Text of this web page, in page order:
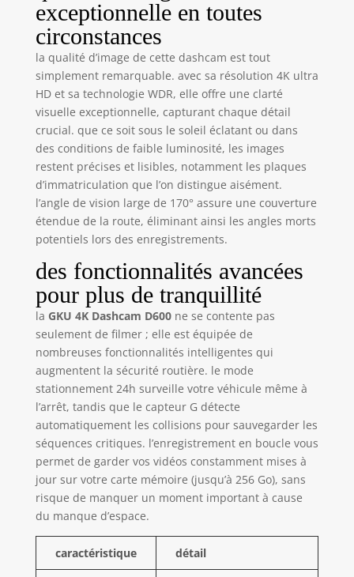
effective du WiFi est de 3 à 5 m et la
connexion à distance n’est pas prise
en charge. 🔁【Enregistrement en
boucle fluide et G-sensor】- Lorsque
la carte SD est pleine, les nouveaux
enregistrements écrasent
automatiquement les plus anciens.
Déclenchée par le G-sensor, la dash
cam détecte automatiquement les
vibrations ou chocs soudains et
verrouille la vidéo pour éviter qu’elle
ne soit écrasée. Ces vidéos peuvent
servir de preuve pour la police, les
accidents et l’assurance. Prend en
charge les cartes microSD jusqu’à
une nouvelle carte, choisissez une
microSD U3 ou supérieure d’une
marque fiable. 🕒【Surveillance de
stationnement 24H et Time Lapse】-
Cette caméra embarquée voiture
prend en charge 2 modes de
stationnement : le mode G-sensor,
qui enregistre automatiquement en
cas de collision, et le mode Time
Lapse, pour un enregistrement
continu à faible fréquence avec une
faible consommation, afin d’aider à
protéger votre véhicule contre le vol
ou le vandalisme. ⚠️Un kit de câblage
est nécessaire pour utiliser le mode
de stationnement(non inclus,
Recherchez B0CNGCGF4Q pour
l’acheter). ✨【Design mini caché et
facile à installer】- La dash camera
exceptionnelle en toutes
circonstances
la qualité d’image de cette dashcam est tout
simplement remarquable. avec sa résolution 4K ultra
HD et sa technologie WDR, elle offre une clarté
visuelle exceptionnelle, capturant chaque détail
crucial. que ce soit sous le soleil éclatant ou dans
des conditions de faible luminosité, les images
restent précises et lisibles, notamment les plaques
d’immatriculation que l’on distingue aisément.
l’angle de vision large de 170° assure une couverture
étendue de la route, éliminant ainsi les angles morts
potentiels lors des enregistrements.
des fonctionnalités avancées
pour plus de tranquillité
la GKU 4K Dashcam D600ne se contente pas
seulement de filmer ; elle est équipée de
nombreuses fonctionnalités intelligentes qui
augmentent la sécurité routière. le mode
stationnement 24h surveille votre véhicule même à
l’arrêt, tandis que le capteur G détecte
automatiquement les collisions pour sauvegarder les
séquences critiques. l’enregistrement en boucle vous
permet de garder vos vidéos constamment mises à
jour sur votre carte mémoire (jusqu’à 256 Go), sans
risque de manquer un moment important à cause
du manque d’espace.
caractéristique détail